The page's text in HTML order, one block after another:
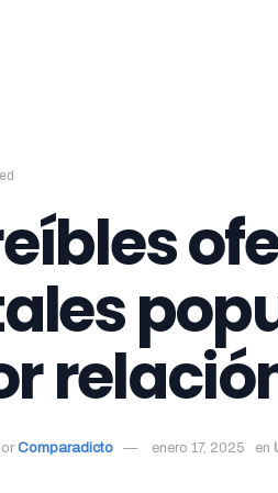
Comparadicto enero 17, 2025 en